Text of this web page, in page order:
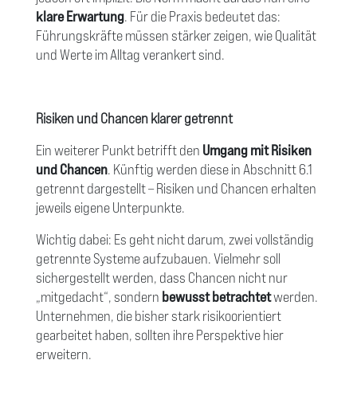
klare Erwartung. Für die Praxis bedeutet das:
Führungskräfte müssen stärker zeigen, wie Qualität
und Werte im Alltag verankert sind.
Risiken und Chancen klarer getrennt
Ein weiterer Punkt betrifft den Umgang mit Risiken
und Chancen. Künftig werden diese in Abschnitt 6.1
getrennt dargestellt – Risiken und Chancen erhalten
jeweils eigene Unterpunkte.
Wichtig dabei: Es geht nicht darum, zwei vollständig
getrennte Systeme aufzubauen. Vielmehr soll
sichergestellt werden, dass Chancen nicht nur
„mitgedacht“, sondern bewusst betrachtetwerden.
Unternehmen, die bisher stark risikoorientiert
gearbeitet haben, sollten ihre Perspektive hier
erweitern.